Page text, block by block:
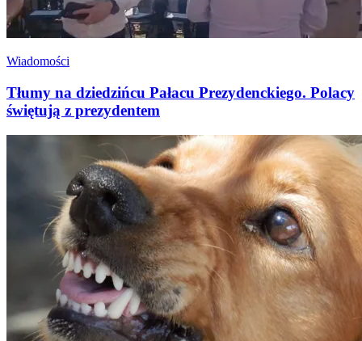
Wiadomości
Tłumy na dziedzińcu Pałacu Prezydenckiego. Polacy
świętują z prezydentem